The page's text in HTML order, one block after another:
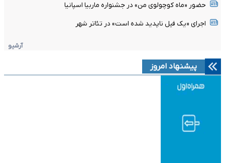
حضور «ماه کوچولوی من» در جشنواره ماربیا اسپانیا
اجرای «یک فیل ناپدید شده است» در تئاتر شهر
آرشیو
پیشنهاد امروز